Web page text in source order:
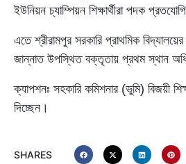
ইউনিয়ন চ্যাম্পিয়ন শিক্ষার্থীরা পদক
এতে শ্রীরামপুর সরকারি প্রাথমিক বিদ্যালয়ের
জান্নাত উপস্থিত বক্তৃতায় প্রথম স্থান
ক্যাপশনঃ সহকারি কমিশনার (ভুমি) বিজয়ী
দিচ্ছেন।
SHARES